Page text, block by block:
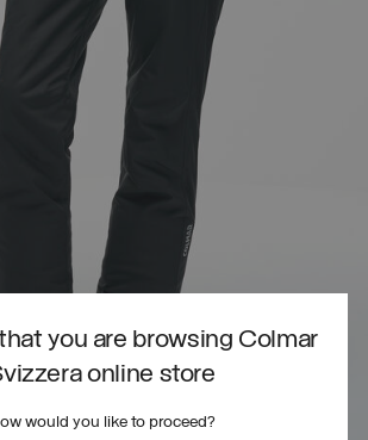
you are browsing Colmar
online store
would you like to proceed?